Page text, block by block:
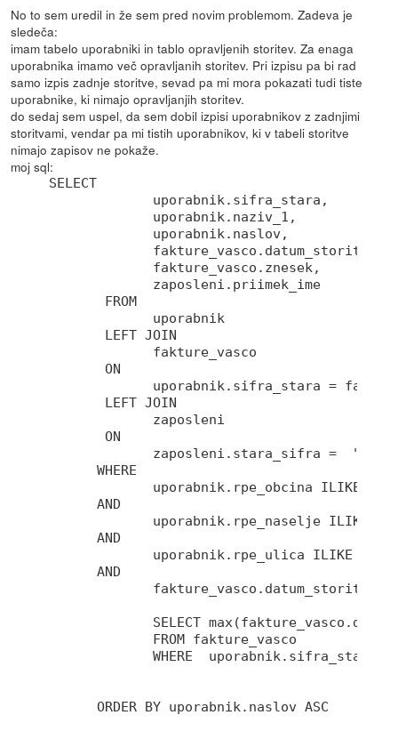
No to sem uredil in že sem pred novim problemom. Zadeva je
sledeča:
imam tabelo uporabniki in tablo opravljenih storitev. Za enaga
uporabnika imamo več opravljanih storitev. Pri izpisu pa bi rad
samo izpis zadnje storitve, sevad pa mi mora pokazati tudi tiste
uporabnike, ki nimajo opravljanjih storitev.
do sedaj sem uspel, da sem dobil izpisi uporabnikov z zadnjimi
storitvami, vendar pa mi tistih uporabnikov, ki v tabeli storitve
nimajo zapisov ne pokaže.
moj sql:
SELECT
              uporabnik.sifra_stara,
              uporabnik.naziv_1,
              uporabnik.naslov,
              fakture_vasco.datum_storitve,
              fakture_vasco.znesek,
              zaposleni.priimek_ime
              uporabnik
        LEFT JOIN
              fakture_vasco
        ON
uporabnik.sifra_stara =
        LEFT JOIN
              zaposleni
        ON
zaposleni.stara_sifra =
       WHERE
uporabnik.rpe_obcina ILIKE
       AND
uporabnik.rpe_naselje ILIKE
       AND
uporabnik.rpe_ulica ILIKE
       AND
SELECT